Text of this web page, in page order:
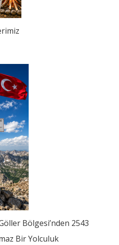
Bölgesi’nden 2543
Bir Yolculuk